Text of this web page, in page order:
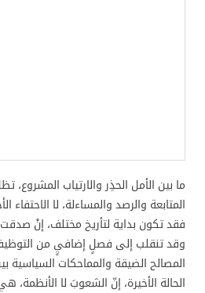
ما بين الأمل الحذِر والارتياب
المتابعة والرصد والمساءلة، لا
فقد تكون بداية لتأريخ مختلف، إنْ صدقت
وقد تنقلب إلى فصلٍ إضافيٍ من
المصالح الضيقة والمماحكات السياسية
الحالة الأخيرة، إنّ الشعوبَ لا